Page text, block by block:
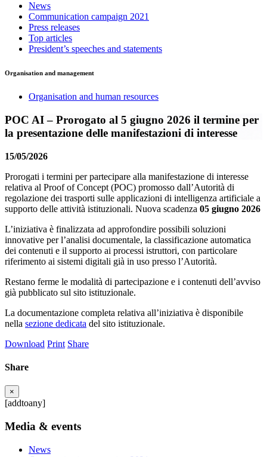
News
Communication campaign 2021
Press releases
Top articles
President’s speeches and statements
Organisation and management
Organisation and human resources
POC AI – Prorogato al 5 giugno 2026 il termine per
la presentazione delle manifestazioni di interesse
15/05/2026
Prorogati i termini per partecipare alla manifestazione di interesse
relativa al Proof of Concept (POC) promosso dall’Autorità di
regolazione dei trasporti sulle applicazioni di intelligenza artificiale a
supporto delle attività istituzionali. Nuova scadenza 05 giugno 2026
L’iniziativa è finalizzata ad approfondire possibili soluzioni
innovative per l’analisi documentale, la classificazione automatica
dei contenuti e il supporto ai processi istruttori, con particolare
riferimento ai sistemi digitali già in uso presso l’Autorità.
Restano ferme le modalità di partecipazione e i contenuti dell’avviso
già pubblicato sul sito istituzionale.
La documentazione completa relativa all’iniziativa è disponibile
nella sezione dedicata del sito istituzionale.
Download Print Share
Share
×
[addtoany]
Media & events
News